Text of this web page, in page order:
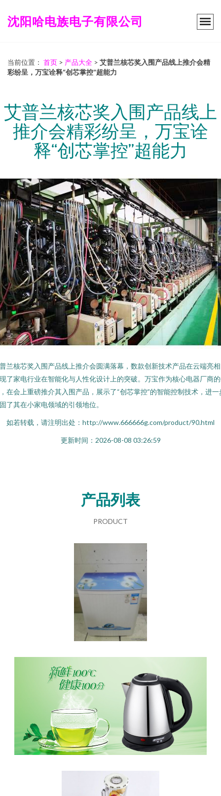
沈阳哈电族电子有限公司
当前位置： 首页 > 产品大全 > 艾普兰核芯奖入围产品线上推介会精
彩纷呈，万宝诠释“创芯掌控”超能力
艾普兰核芯奖入围产品线上
推介会精彩纷呈，万宝诠
释“创芯掌控”超能力
兰核芯奖入围产品线上推介会圆满落幕，数款创新技术产品在云端亮
了家电行业在智能化与人性化设计上的突破。万宝作为核心电器厂商
在会上重磅推介其入围产品，展示了“创芯掌控”的智能控制技术，进一
了其在小家电领域的引领地位。
如若转载，请注明出处：http://www.666666g.com/product/90.html
更新时间：2026-08-08 03:26:59
产品列表
PRODUCT